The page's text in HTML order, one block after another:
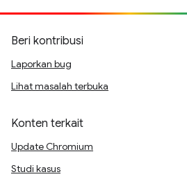
Beri kontribusi
Laporkan bug
Lihat masalah terbuka
Konten terkait
Update Chromium
Studi kasus